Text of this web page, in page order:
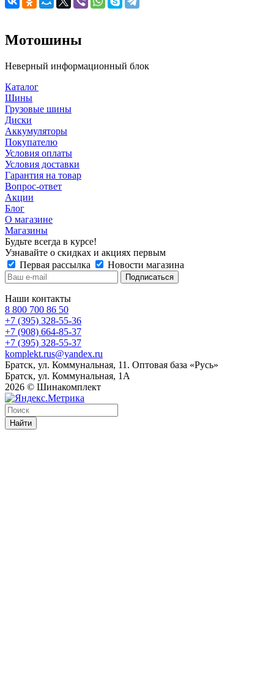
Мотошины
Неверный информационный блок
Каталог
Шины
Грузовые шины
Диски
Аккумуляторы
Покупателю
Условия оплаты
Условия доставки
Гарантия на товар
Вопрос-ответ
Акции
Блог
О магазине
Магазины
Будьте всегда в курсе!
Узнавайте о скидках и акциях первым
Первая рассылка
Новости магазина
Наши контакты
8 800 700 86 50
+7 (395) 328-55-36
+7 (908) 664-85-37
+7 (395) 328-55-37
komplekt.rus@yandex.ru
Братск, ул. Коммунальная, 11. Оптовая база «Русь»
Братск, ул. Коммунальная, 1А
2026 © Шинакомплект
Найти